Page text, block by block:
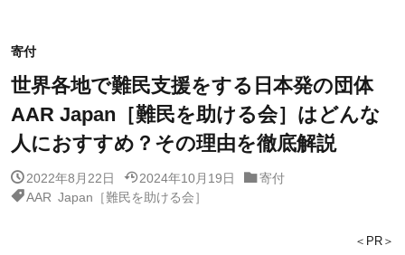
寄付
世界各地で難民支援をする日本発の団体
AAR Japan［難民を助ける会］はどんな
人におすすめ？その理由を徹底解説
2022年8月22日 2024年10月19日
寄付
AAR Japan［難民を助ける会］
＜PR＞